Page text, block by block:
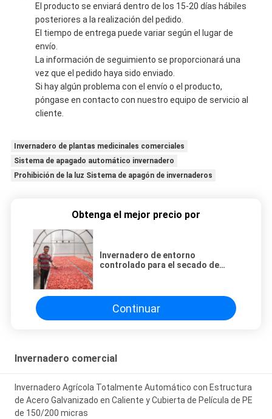
El producto se enviará dentro de los 15-20 días hábiles
posteriores a la realización del pedido.
El tiempo de entrega puede variar según el lugar de
envío.
La información de seguimiento se proporcionará una
vez que el pedido haya sido enviado.
Si hay algún problema con el envío o el producto,
póngase en contacto con nuestro equipo de servicio al
cliente.
Invernadero de plantas medicinales comerciales
Sistema de apagado automático invernadero
Prohibición de la luz Sistema de apagón de invernaderos
Obtenga el mejor precio por
Invernadero de entorno
controlado para el secado de
Continuar
Invernadero comercial
Invernadero Agrícola Totalmente Automático con Estructura
de Acero Galvanizado en Caliente y Cubierta de Película de PE
de 150/200 micras